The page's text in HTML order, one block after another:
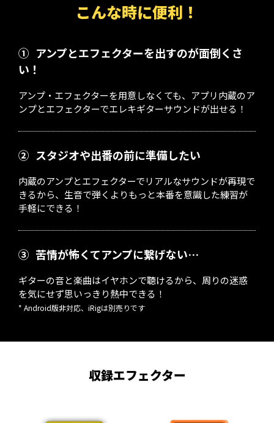
こんな時に便利！
① アンプとエフェクターを出すのが面倒くさ
い！
アンプ・エフェクターを用意しなくても、アプリ内蔵のア
ンプとエフェクターでエレキギターサウンドが出せる！
② スタジオや出番の前に準備したい
内蔵のアンプとエフェクターでリアルなサウンドが再現で
きるから、生音で弾くよりもっと本番を意識した練習が
手軽にできる！
③ 苦情が怖くてアンプに繋げない…
ギターの音と楽曲はイヤホンで聴けるから、周りの迷惑
を気にせず思いっきり熱中できる！
* Android版非対応、iRigは別売りです
収録エフェクター